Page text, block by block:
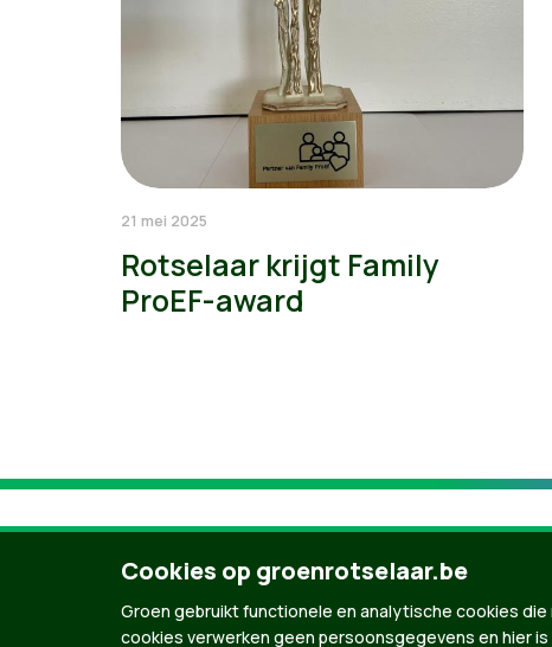
21 mei 2025
Rotselaar krijgt Family
ProEF-award
Cookies op groenrotselaar.be
Groen gebruikt functionele en analytische cookies
cookies verwerken geen persoonsgegevens en hier